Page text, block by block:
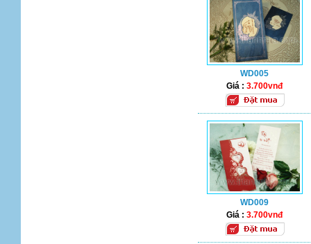
WD005
Giá :3.700vnđ
WD009
Giá :3.700vnđ